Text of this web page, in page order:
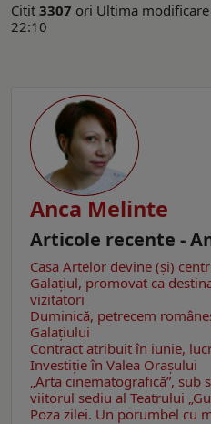
Citit 3307 ori Ultima
22:10
Anca Melinte
Articole recente -
Casa Artelor devine (şi)
Galaţiul, promovat ca
vizitatori
Duminică, petrecem
Galaţiului
Contract atribuit în iunie,
Investiţie în Valea Oraşului
„Arta cinematografică”, sub
viitorul sediu al Teatrului
Poza zilei. Un porumbel cu